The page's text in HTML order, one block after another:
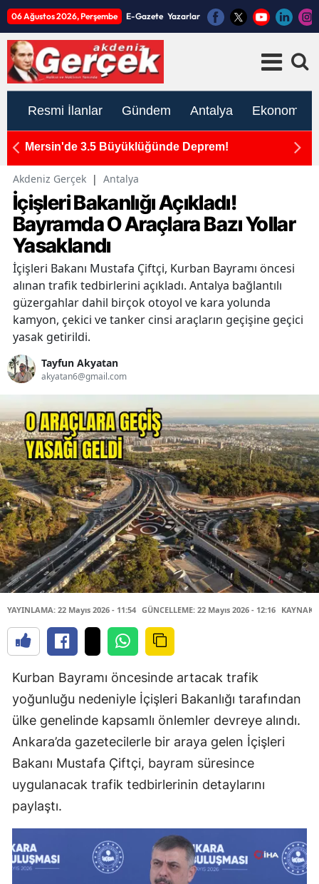
06 Ağustos 2026, Perşembe E-Gazete Yazarlar
Resmi İlanlar Gündem Antalya Ekonomi
Kumluca'daki Yangın Bölgesinde Üst Düzey
Akdeniz Gerçek | Antalya
İçişleri Bakanlığı Açıkladı!
Bayramda O Araçlara Bazı Yollar
Yasaklandı
İçişleri Bakanı Mustafa Çiftçi, Kurban Bayramı öncesi
alınan trafik tedbirlerini açıkladı. Antalya bağlantılı
güzergahlar dahil birçok otoyol ve kara yolunda
kamyon, çekici ve tanker cinsi araçların geçişine geçici
yasak getirildi.
Tayfun Akyatan
akyatan6@gmail.com
YAYINLAMA: 22 Mayıs 2026 - 11:54 GÜNCELLEME: 22 Mayıs 2026 - 12:16 KAYNAK:
Kurban Bayramı öncesinde artacak trafik
yoğunluğu nedeniyle İçişleri Bakanlığı tarafından
ülke genelinde kapsamlı önlemler devreye alındı.
Ankara’da gazetecilerle bir araya gelen İçişleri
Bakanı Mustafa Çiftçi, bayram süresince
uygulanacak trafik tedbirlerinin detaylarını
paylaştı.